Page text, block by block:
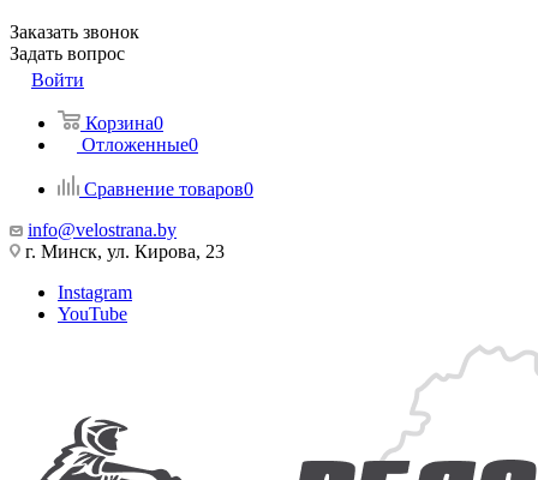
Заказать звонок
Задать вопрос
Войти
Корзина0
Отложенные0
Сравнение товаров0
info@velostrana.by
г. Минск, ул. Кирова, 23
Instagram
YouTube